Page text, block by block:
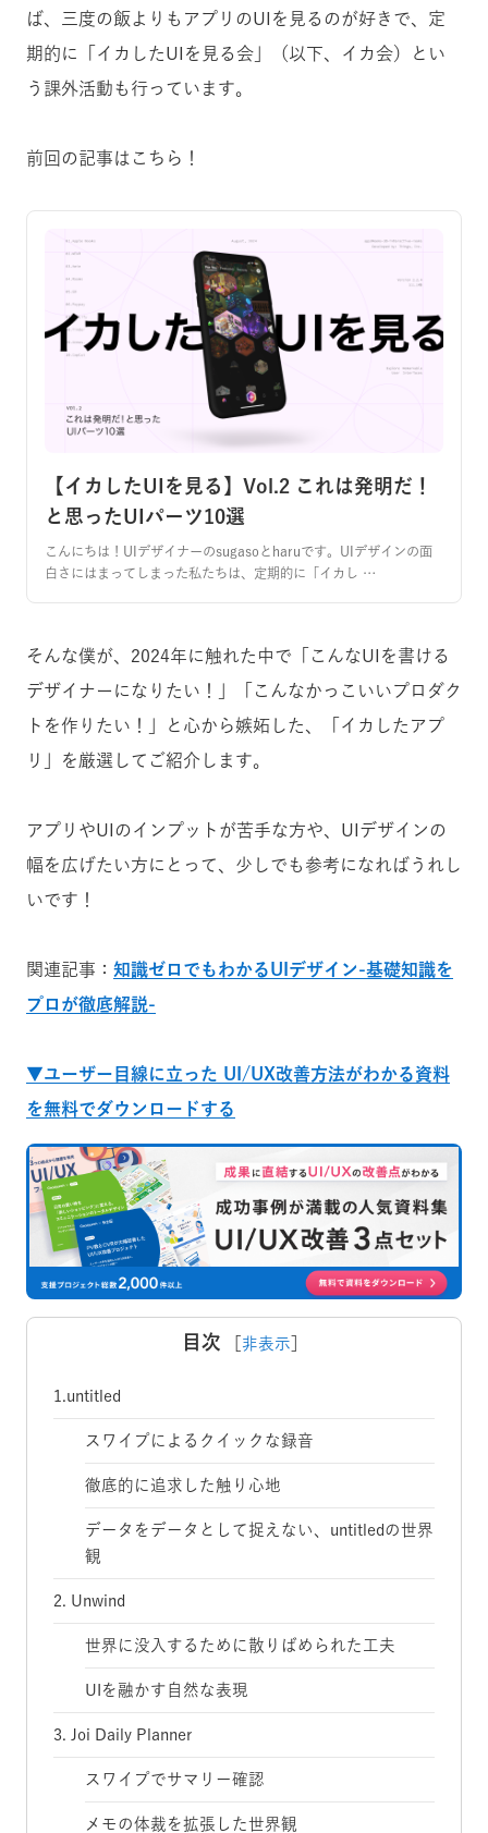
ば、三度の飯よりもアプリのUIを見るのが好きで、定
期的に「イカしたUIを見る会」（以下、イカ会）とい
う課外活動も行っています。
前回の記事はこちら！
【イカしたUIを見る】Vol.2 これは発明だ！
と思ったUIパーツ10選
こんにちは！UIデザイナーのsugasoとharuです。UIデザインの面
白さにはまってしまった私たちは、定期的に「イカし …
そんな僕が、2024年に触れた中で「こんなUIを書ける
デザイナーになりたい！」「こんなかっこいいプロダク
トを作りたい！」と心から嫉妬した、「イカしたアプ
リ」を厳選してご紹介します。
アプリやUIのインプットが苦手な方や、UIデザインの
幅を広げたい方にとって、少しでも参考になればうれし
いです！
関連記事： 知識ゼロでもわかるUIデザイン-基礎知識を
プロが徹底解説-
▼ユーザー目線に立った UI/UX改善方法がわかる資料
を無料でダウンロードする
目次 非表示
1.untitled
スワイプによるクイックな録音
徹底的に追求した触り心地
データをデータとして捉えない、untitledの世界
観
2. Unwind
世界に没入するために散りばめられた工夫
UIを融かす自然な表現
3. Joi Daily Planner
スワイプでサマリー確認
メモの体裁を拡張した世界観